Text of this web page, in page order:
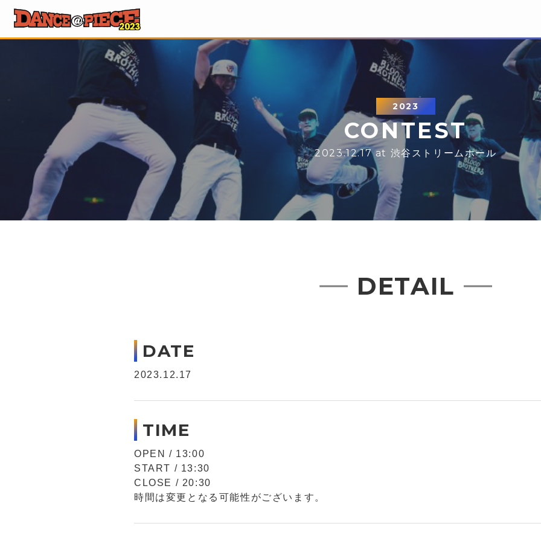
コンテンツへスキップ
2023
CONTEST
2023.12.17 at 渋谷ストリームホール
DETAIL
DATE
2023.12.17
TIME
OPEN / 13:00
START / 13:30
CLOSE / 20:30
時間は変更となる可能性がございます。